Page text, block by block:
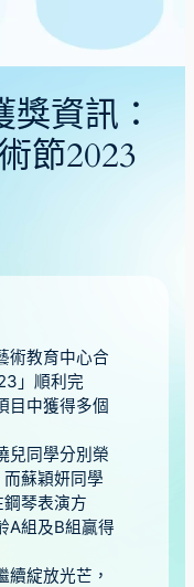
資訊：
節2023
術教育中心合
」順利完
目中獲得多個
兒同學分別榮
蘇穎妍同學
琴表演方
A組及B組贏得
綻放光芒，